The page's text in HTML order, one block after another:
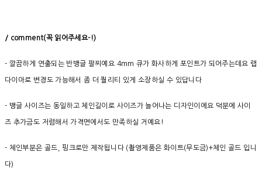
/ comment(꼭 읽어주세요-!)
- 깔끔하게 연출되는 반뱅글 팔찌예요 4mm 큐가 화사하게 포인트가 되어주는데요 랩
다이아로 변경도 가능해서 좀 더 퀄리티 있게 소장하실 수 있답니다
- 뱅글 사이즈는 동일하고 체인길이로 사이즈가 늘어나는 디자인이에요 덕분에 사이
즈 추가금도 저렴해서 가격면에서도 만족하실 거예요!
- 체인부분은 골드, 핑크로만 제작됩니다 (촬영제품은 화이트(무도금)+체인 골드 입니
다)